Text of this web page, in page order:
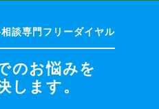
のお悩みを
します。